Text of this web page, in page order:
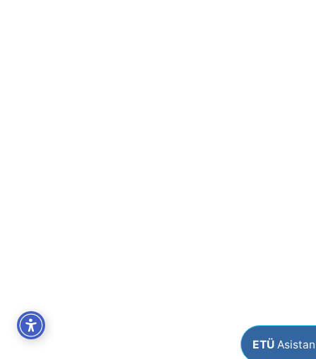
ETÜ Asistan